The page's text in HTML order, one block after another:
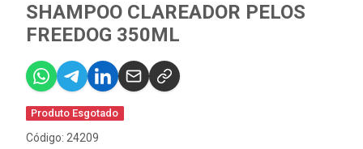
SHAMPOO CLAREADOR PELOS
FREEDOG 350ML
Produto Esgotado
Código: 24209